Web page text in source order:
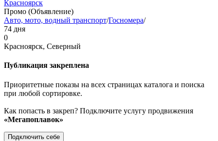
Красноярск
Промо (Объявление)
Авто, мото, водный транспорт/Госномера/
74 дня
0
Красноярск, Северный
Публикация закреплена
Приоритетные показы на всех страницах каталога и поиска
при любой сортировке.
Как попасть в закреп? Подключите услугу продвижения
«Мегапоплавок»
Подключить себе